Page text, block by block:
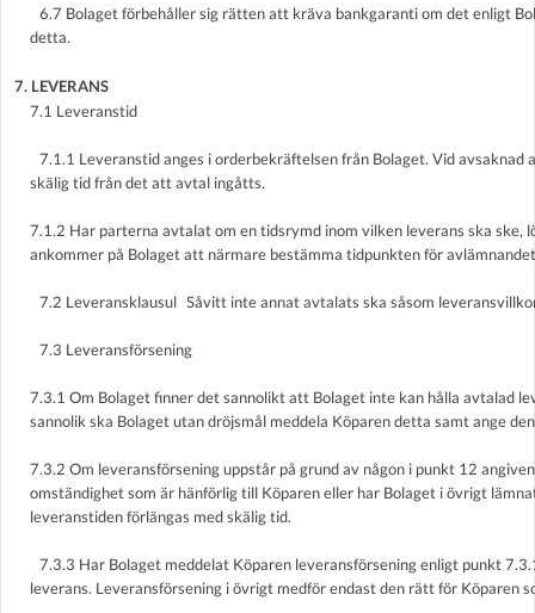
6.7 Bolaget förbehåller sig rätten att kräva bankgaranti om det enligt
detta.
7. LEVERANS
7.1 Leveranstid
7.1.1 Leveranstid anges i orderbekräftelsen från Bolaget. Vid avsaknad
skälig tid från det att avtal ingåtts.
7.1.2 Har parterna avtalat om en tidsrymd inom vilken leverans ska ske,
ankommer på Bolaget att närmare bestämma tidpunkten för
7.2 Leveransklausul Såvitt inte annat avtalats ska såsom
7.3 Leveransförsening
7.3.1 Om Bolaget finner det sannolikt att Bolaget inte kan hålla avtalad
sannolik ska Bolaget utan dröjsmål meddela Köparen detta samt ange
7.3.2 Om leveransförsening uppstår på grund av någon i punkt 12
omständighet som är hänförlig till Köparen eller har Bolaget i övrigt
leveranstiden förlängas med skälig tid.
7.3.3 Har Bolaget meddelat Köparen leveransförsening enligt punkt
leverans. Leveransförsening i övrigt medför endast den rätt för Köparen